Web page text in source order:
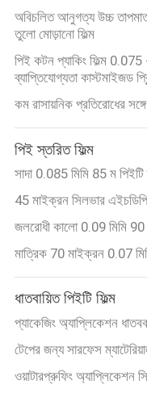
অবিচলিত আনুগত্য উচ্চ
তুলো মোড়ানো ফিল্ম
পিই কটন প্যাকিং ফিল্ম
ব্যাপ্তিযোগ্যতা কাস্টমাইজড
কম রাসায়নিক প্রতিরোধের
পিই স্তরিত ফিল্ম
সাদা 0.085 মিমি 85 ম পিইটি
45 মাইক্রন সিলভার
জলরোধী কালো 0.09 মিমি 90
মাত্রিক 70 মাইক্রন 0.07
ধাতবায়িত পিইটি ফিল্ম
প্যাকেজিং অ্যাপ্লিকেশন
টেপের জন্য সারফেস
ওয়াটারপ্রুফিং অ্যাপ্লিকেশন